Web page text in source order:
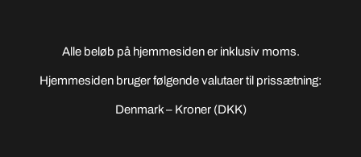
Alle beløb på hjemmesiden er inklusiv moms.
Hjemmesiden bruger følgende valutaer til prissætning:
Denmark – Kroner (DKK)